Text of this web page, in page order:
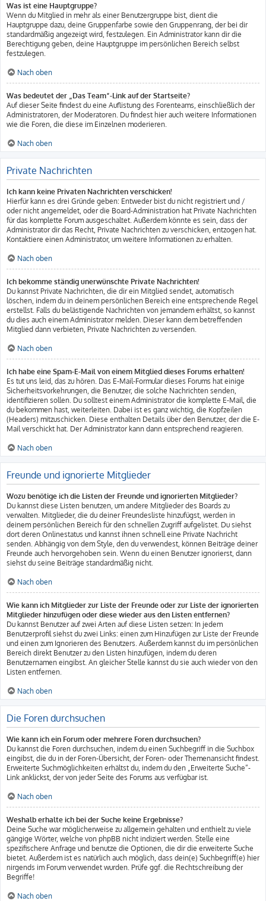
Was ist eine Hauptgruppe?
Wenn du Mitglied in mehr als einer Benutzergruppe bist, dient die
Hauptgruppe dazu, deine Gruppenfarbe sowie den Gruppenrang, der bei dir
standardmäßig angezeigt wird, festzulegen. Ein Administrator kann dir die
Berechtigung geben, deine Hauptgruppe im persönlichen Bereich selbst
festzulegen.
Nach oben
Was bedeutet der „Das Team“-Link auf der Startseite?
Auf dieser Seite findest du eine Auflistung des Forenteams, einschließlich der
Administratoren, der Moderatoren. Du findest hier auch weitere Informationen
wie die Foren, die diese im Einzelnen moderieren.
Nach oben
Private Nachrichten
Ich kann keine Privaten Nachrichten verschicken!
Hierfür kann es drei Gründe geben: Entweder bist du nicht registriert und /
oder nicht angemeldet, oder die Board-Administration hat Private Nachrichten
für das komplette Forum ausgeschaltet. Außerdem könnte es sein, dass der
Administrator dir das Recht, Private Nachrichten zu verschicken, entzogen hat.
Kontaktiere einen Administrator, um weitere Informationen zu erhalten.
Nach oben
Ich bekomme ständig unerwünschte Private Nachrichten!
Du kannst Private Nachrichten, die dir ein Mitglied sendet, automatisch
löschen, indem du in deinem persönlichen Bereich eine entsprechende Regel
erstellst. Falls du belästigende Nachrichten von jemandem erhältst, so kannst
du dies auch einem Administrator melden. Dieser kann dem betreffenden
Mitglied dann verbieten, Private Nachrichten zu versenden.
Nach oben
Ich habe eine Spam-E-Mail von einem Mitglied dieses Forums erhalten!
Es tut uns leid, das zu hören. Das E-Mail-Formular dieses Forums hat einige
Sicherheitsvorkehrungen, die Benutzer, die solche Nachrichten senden,
identifizieren sollen. Du solltest einem Administrator die komplette E-Mail, die
du bekommen hast, weiterleiten. Dabei ist es ganz wichtig, die Kopfzeilen
(Headers) mitzuschicken. Diese enthalten Details über den Benutzer, der die E-
Mail verschickt hat. Der Administrator kann dann entsprechend reagieren.
Nach oben
Freunde und ignorierte Mitglieder
Wozu benötige ich die Listen der Freunde und ignorierten Mitglieder?
Du kannst diese Listen benutzen, um andere Mitglieder des Boards zu
verwalten. Mitglieder, die du deiner Freundesliste hinzufügst, werden in
deinem persönlichen Bereich für den schnellen Zugriff aufgelistet. Du siehst
dort deren Onlinestatus und kannst ihnen schnell eine Private Nachricht
senden. Abhängig von dem Style, den du verwendest, können Beiträge deiner
Freunde auch hervorgehoben sein. Wenn du einen Benutzer ignorierst, dann
siehst du seine Beiträge standardmäßig nicht.
Nach oben
Wie kann ich Mitglieder zur Liste der Freunde oder zur Liste der ignorierten
Mitglieder hinzufügen oder diese wieder aus den Listen entfernen?
Du kannst Benutzer auf zwei Arten auf diese Listen setzen: In jedem
Benutzerprofil siehst du zwei Links: einen zum Hinzufügen zur Liste der Freunde
und einen zum Ignorieren des Benutzers. Außerdem kannst du im persönlichen
Bereich direkt Benutzer zu den Listen hinzufügen, indem du deren
Benutzernamen eingibst. An gleicher Stelle kannst du sie auch wieder von den
Listen entfernen.
Nach oben
Die Foren durchsuchen
Wie kann ich ein Forum oder mehrere Foren durchsuchen?
Du kannst die Foren durchsuchen, indem du einen Suchbegriff in die Suchbox
eingibst, die du in der Foren-Übersicht, der Foren- oder Themenansicht findest.
Erweiterte Suchmöglichkeiten erhältst du, indem du den „Erweiterte Suche“-
Link anklickst, der von jeder Seite des Forums aus verfügbar ist.
Nach oben
Weshalb erhalte ich bei der Suche keine Ergebnisse?
Deine Suche war möglicherweise zu allgemein gehalten und enthielt zu viele
gängige Wörter, welche von phpBB nicht indiziert werden. Stelle eine
spezifischere Anfrage und benutze die Optionen, die dir die erweiterte Suche
bietet. Außerdem ist es natürlich auch möglich, dass dein(e) Suchbegriff(e) hier
nirgends im Forum verwendet wurden. Prüfe ggf. die Rechtschreibung der
Begriffe!
Nach oben